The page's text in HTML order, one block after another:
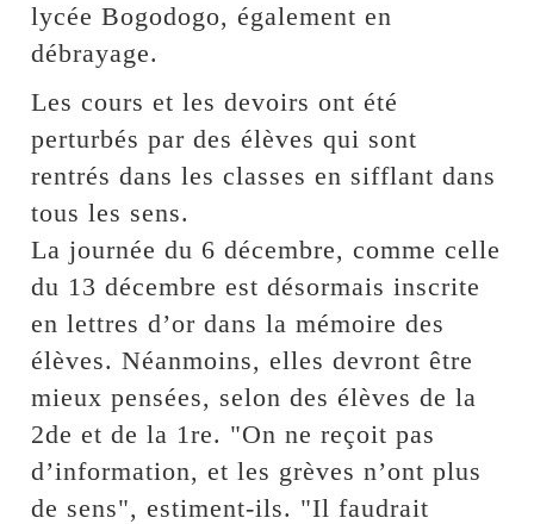
lycée Bogodogo, également en
débrayage.
Les cours et les devoirs ont été
perturbés par des élèves qui sont
rentrés dans les classes en sifflant dans
tous les sens.
La journée du 6 décembre, comme celle
du 13 décembre est désormais inscrite
en lettres d’or dans la mémoire des
élèves. Néanmoins, elles devront être
mieux pensées, selon des élèves de la
2de et de la 1re. "On ne reçoit pas
d’information, et les grèves n’ont plus
de sens", estiment-ils. "Il faudrait